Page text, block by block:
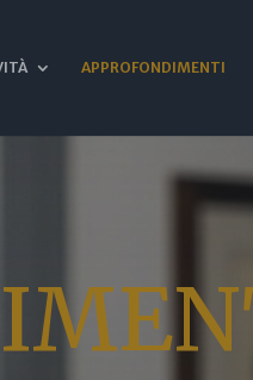
APPROFONDIMENTI